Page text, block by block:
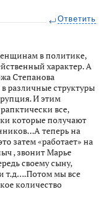
Ответить
в политике,
характер. А
Степанова
различные структуры
И этим
все,
которые получают
теперь на
затем «работает» на
, звонит Марье
своему сыну,
т.д….Потом мы все
количество